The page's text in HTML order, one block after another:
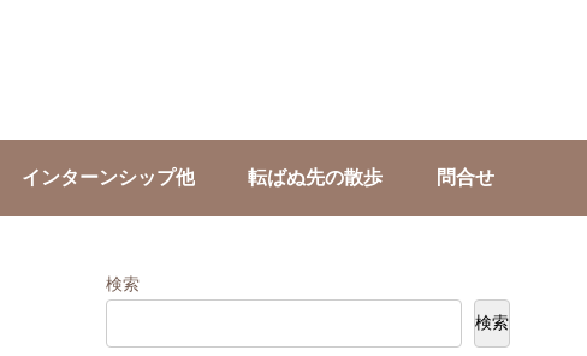
インターンシップ他 転ばぬ先の散歩 問合せ
検索
検索